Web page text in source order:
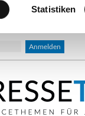
Statistiken